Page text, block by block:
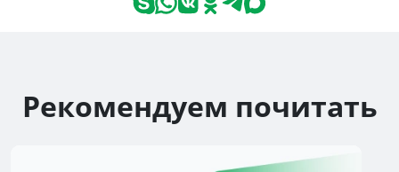
Рекомендуем почитать